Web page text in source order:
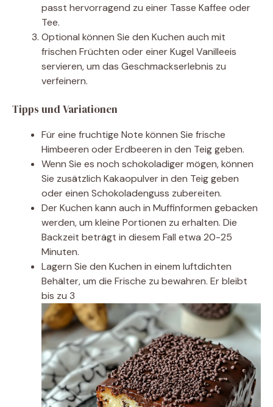
passt hervorragend zu einer Tasse Kaffee oder
Tee.
Optional können Sie den Kuchen auch mit
frischen Früchten oder einer Kugel Vanilleeis
servieren, um das Geschmackserlebnis zu
verfeinern.
Tipps und Variationen
Für eine fruchtige Note können Sie frische
Himbeeren oder Erdbeeren in den Teig geben.
Wenn Sie es noch schokoladiger mögen, können
Sie zusätzlich Kakaopulver in den Teig geben
oder einen Schokoladenguss zubereiten.
Der Kuchen kann auch in Muffinformen gebacken
werden, um kleine Portionen zu erhalten. Die
Backzeit beträgt in diesem Fall etwa 20-25
Minuten.
Lagern Sie den Kuchen in einem luftdichten
Behälter, um die Frische zu bewahren. Er bleibt
bis zu 3